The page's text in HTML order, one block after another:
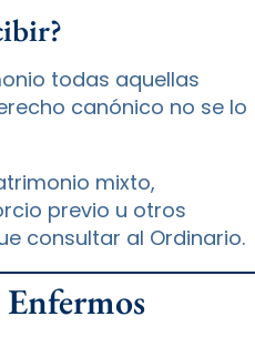
todas aquellas
canónico no se lo
mixto,
previo u otros
consultar al Ordinario.